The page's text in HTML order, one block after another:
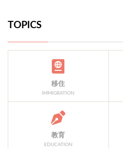
TOPICS
移住
IMMIGRATION
教育
EDUCATION